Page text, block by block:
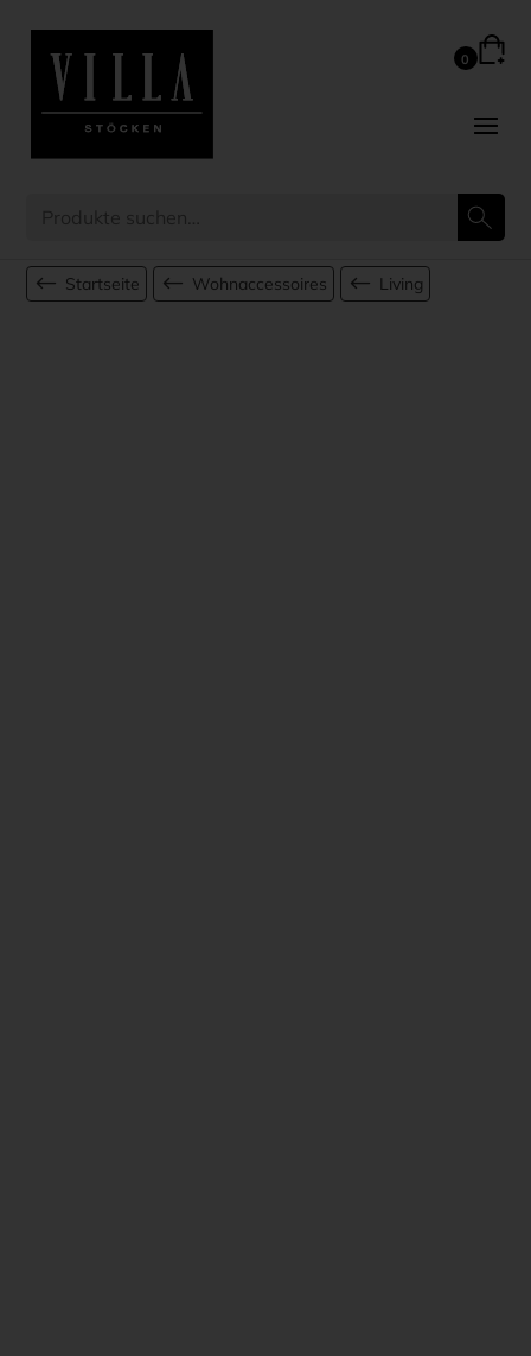
Startseite Wohnaccessoires Living